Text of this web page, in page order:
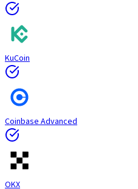
KuCoin
Coinbase Advanced
OKX